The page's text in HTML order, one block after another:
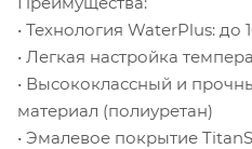
• Технология WaterPlus:
• Легкая настройка
• Высококлассный и
материал (полиуретан)
• Эмалевое покрытие